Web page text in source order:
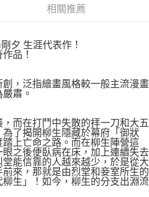
代理人或監護人之同意方可使用
辦者引起之損失，本公司不負相關責
額度不足之情形，本公司將視審查結果
人資訊註冊。若發現惡意使用之情形，
用戶之使用額度並採取法律行動。
相關推薦
夕 生涯代表作！
品！
，泛指繪畫風格較一般主流漫畫
肅。
而在打鬥中失散的拝一刀和大五
了揭開柳生隱藏於幕府「御狀
上亡命之路。而在柳生陣營這
之後便臥病在床，加上連續失去
能信靠的人越來越少，於是從大
來，那就是由烈堂和妾室所生的
生」！如今，柳生的分支出淵流